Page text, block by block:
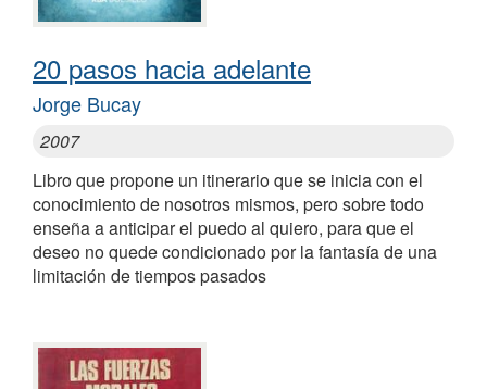
20 pasos hacia adelante
Jorge Bucay
2007
Libro que propone un itinerario que se inicia con el
conocimiento de nosotros mismos, pero sobre todo
enseña a anticipar el puedo al quiero, para que el
deseo no quede condicionado por la fantasía de una
limitación de tiempos pasados